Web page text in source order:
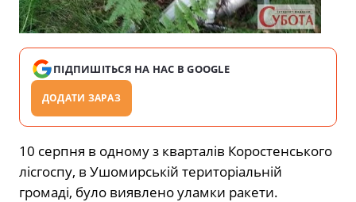
ПІДПИШІТЬСЯ НА НАС В GOOGLE
ДОДАТИ ЗАРАЗ
10 серпня в одному з кварталів Коростенського
лісгоспу, в Ушомирській територіальній
громаді, було виявлено уламки ракети.